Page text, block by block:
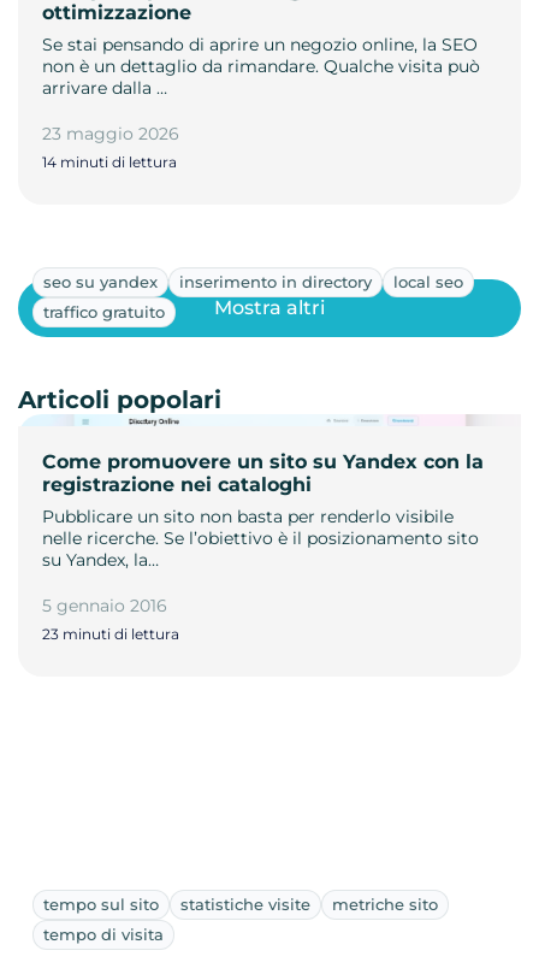
ottimizzazione
Se stai pensando di aprire un negozio online, la SEO
non è un dettaglio da rimandare. Qualche visita può
arrivare dalla …
23 maggio 2026
14 minuti di lettura
seo su yandex inserimento in directory
local seo
traffico gratuito
Come promuovere un sito su Yandex con la
registrazione nei cataloghi
Pubblicare un sito non basta per renderlo visibile
nelle ricerche. Se l’obiettivo è il posizionamento sito
su Yandex, la…
5 gennaio 2016
23 minuti di lettura
Mostra altri
Articoli popolari
tempo sul sito statistiche visite
metriche sito
tempo di visita